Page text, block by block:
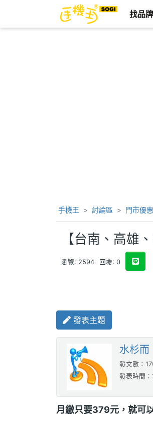
找品牌
手機王 討論區 門市優惠
【台南、高雄
瀏覽: 2594 回覆: 0
發表主題
水杉而
發文數：
發表時間
月繳只要379元，就可